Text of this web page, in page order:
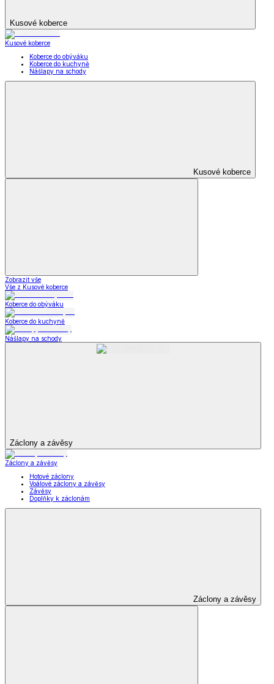
Kusové koberce
Kusové koberce
Koberce do obýváku
Koberce do kuchyně
Nášlapy na schody
Kusové koberce
Zobrazit vše
Vše z Kusové koberce
Koberce do obýváku
Koberce do kuchyně
Nášlapy na schody
Záclony a závěsy
Záclony a závěsy
Hotové záclony
Voálové záclony a závěsy
Závěsy
Doplňky k záclonám
Záclony a závěsy